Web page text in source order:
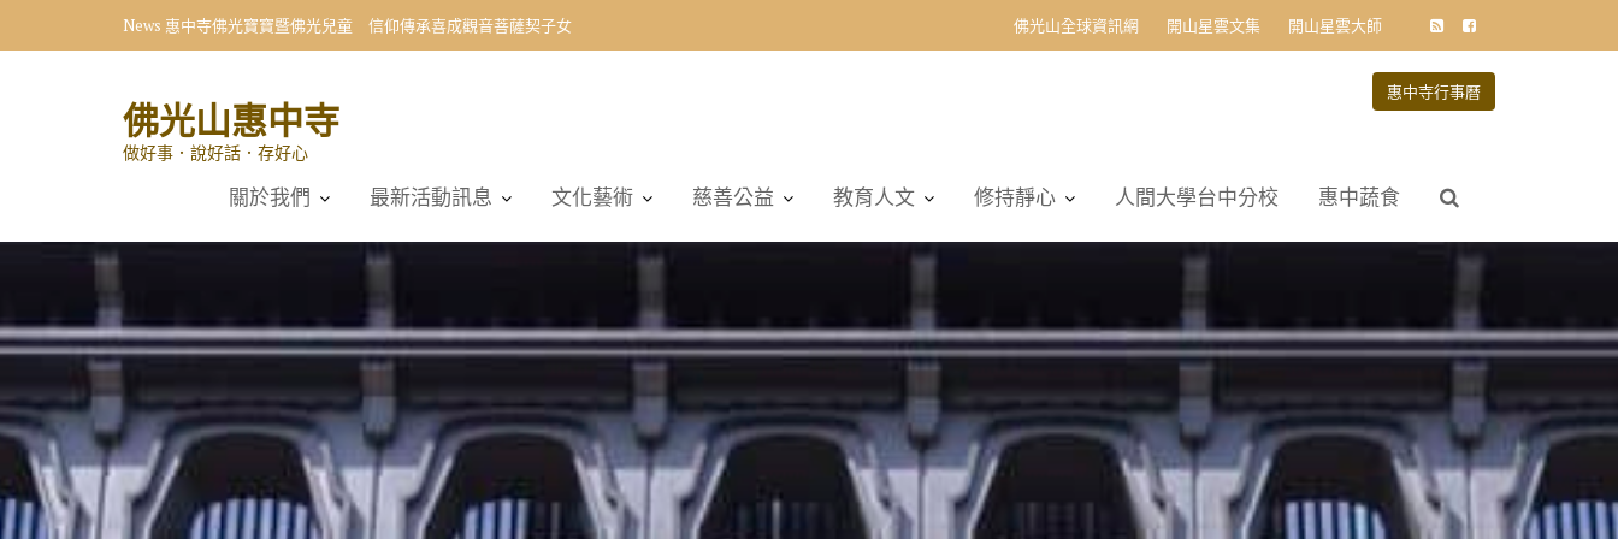
News 惠中寺佛光寶寶暨佛光兒童 信仰傳承喜成觀音菩薩契子女 佛光山全球資訊網 開山星雲文集 開山星雲大師
佛光山惠中寺
做好事．說好話．存好心
惠中寺行事曆
關於我們 最新活動訊息 文化藝術 慈善公益 教育人文 修持靜心 人間大學台中分校 惠中蔬食